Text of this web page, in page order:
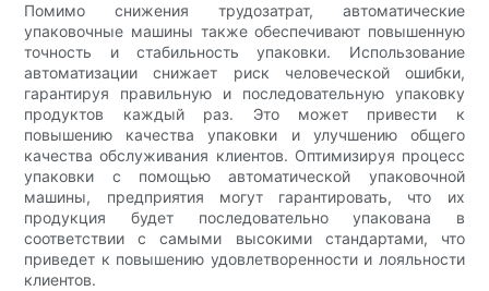
Помимо снижения трудозатрат, автоматические
упаковочные машины также обеспечивают повышенную
точность и стабильность упаковки. Использование
автоматизации снижает риск человеческой ошибки,
гарантируя правильную и последовательную упаковку
продуктов каждый раз. Это может привести к
повышению качества упаковки и улучшению общего
качества обслуживания клиентов. Оптимизируя процесс
упаковки с помощью автоматической упаковочной
машины, предприятия могут гарантировать, что их
продукция будет последовательно упакована в
соответствии с самыми высокими стандартами, что
приведет к повышению удовлетворенности и лояльности
клиентов.